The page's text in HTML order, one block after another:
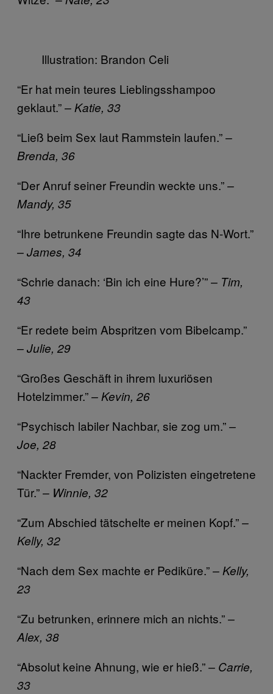
Illustration: Brandon Celi
“Er hat mein teures Lieblingsshampoo
geklaut.”– Katie, 33
“Ließ beim Sex laut Rammstein laufen.”–
Brenda, 36
“Der Anruf seiner Freundin weckte uns.”–
Mandy, 35
“Ihre betrunkene Freundin sagte das N-Wort.”
– James, 34
“Schrie danach: ‘Bin ich eine Hure?’”– Tim,
43
“Er redete beim Abspritzen vom Bibelcamp.”
– Julie, 29
“Großes Geschäft in ihrem luxuriösen
Hotelzimmer.”– Kevin, 26
“Psychisch labiler Nachbar, sie zog um.”–
Joe, 28
“Nackter Fremder, von Polizisten eingetretene
Tür.”– Winnie, 32
“Zum Abschied tätschelte er meinen Kopf.”–
Kelly, 32
“Nach dem Sex machte er Pediküre.”– Kelly,
23
“Zu betrunken, erinnere mich an nichts.”–
Alex, 38
“Absolut keine Ahnung, wie er hieß.”– Carrie,
33